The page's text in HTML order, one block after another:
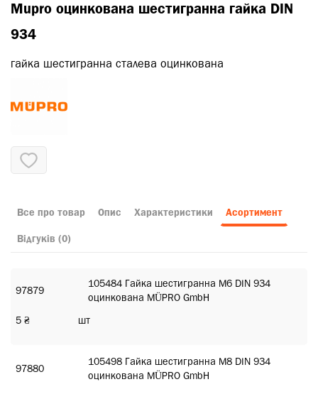
Mupro оцинкована шестигранна гайка DIN
934
гайка шестигранна сталева оцинкована
Все про товар Опис Характеристики Асортимент
Відгуків (0)
97879
105484 Гайка шестигранна M6 DIN 934
оцинкована MÜPRO GmbH
5 ₴ шт
97880
105498 Гайка шестигранна M8 DIN 934
оцинкована MÜPRO GmbH